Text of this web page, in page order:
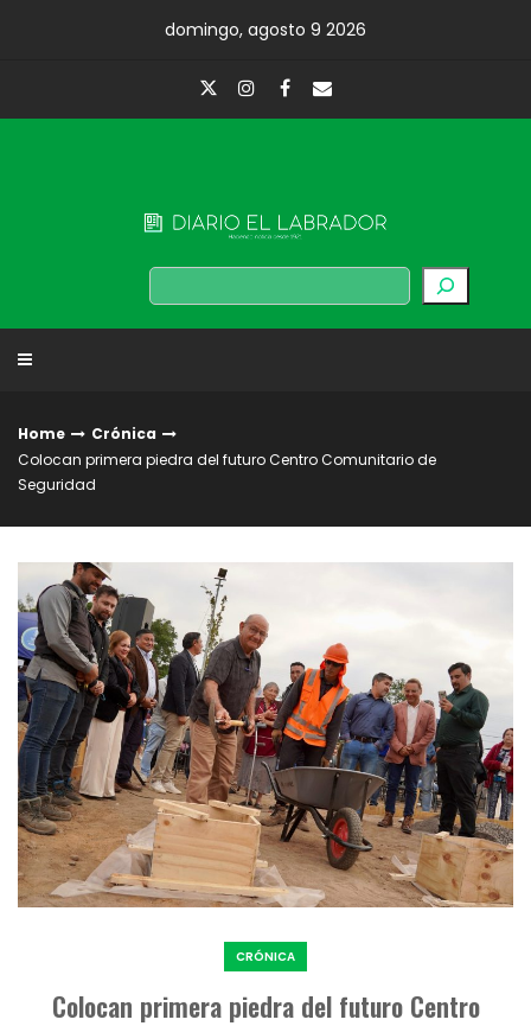
domingo, agosto 9 2026
Buscar
Home
Crónica
Colocan primera piedra del futuro Centro Comunitario de
Seguridad
CRÓNICA
Colocan primera piedra del futuro Centro